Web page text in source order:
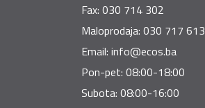
Fax: 030 714 302
Maloprodaja: 030 717 613
Email: info@ecos.ba
Pon-pet: 08:00-18:00
Subota: 08:00-16:00